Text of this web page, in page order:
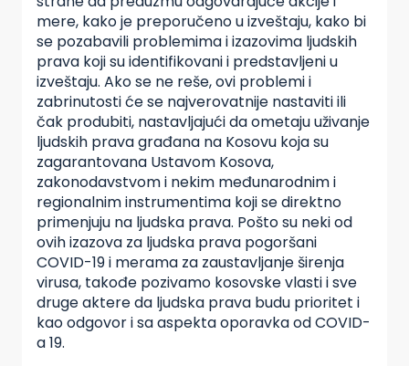
mere, kako je preporučeno u izveštaju, kako bi
se pozabavili problemima i izazovima ljudskih
prava koji su identifikovani i predstavljeni u
izveštaju. Ako se ne reše, ovi problemi i
zabrinutosti će se najverovatnije nastaviti ili
čak produbiti, nastavljajući da ometaju uživanje
ljudskih prava građana na Kosovu koja su
zagarantovana Ustavom Kosova,
zakonodavstvom i nekim međunarodnim i
regionalnim instrumentima koji se direktno
primenjuju na ljudska prava. Pošto su neki od
ovih izazova za ljudska prava pogoršani
COVID-19 i merama za zaustavljanje širenja
virusa, takođe pozivamo kosovske vlasti i sve
druge aktere da ljudska prava budu prioritet i
kao odgovor i sa aspekta oporavka od COVID-
a 19.